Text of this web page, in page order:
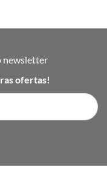
newsletter
ofertas!